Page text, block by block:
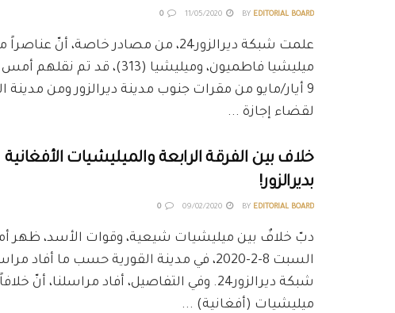
BY EDITORIAL BOARD
0
علمت شبكة ديرالزور24، من مصادر خاصة، أنّ
ميليشيا فاطميون، وميليشيا (313)، قد تم
9 أيار/مايو من مقرات جنوب مدينة ديرالزور ومن مدينة
لقضاء إجازة ...
خلاف بين الفرقة الرابعة والميليشيات الأفغانية
بديرالزور!
BY EDITORIAL BOARD
0
دبّ خلافٌ بين ميليشيات شيعية، وقوات الأسد، ظهر
السبت 8-2-2020، في مدينة القورية حسب ما أفاد
شبكة ديرالزور24. وفي التفاصيل، أفاد مراسلنا، أنّ
ميليشيات (أفغانية) ...